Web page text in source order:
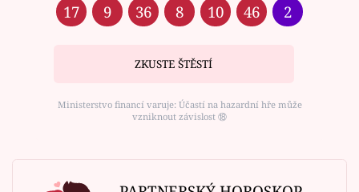
17 9 36 8 10 46 2
ZKUSTE ŠTĚSTÍ
Ministerstvo financí varuje: Účastí na hazardní hře může
vzniknout závislost ⑱